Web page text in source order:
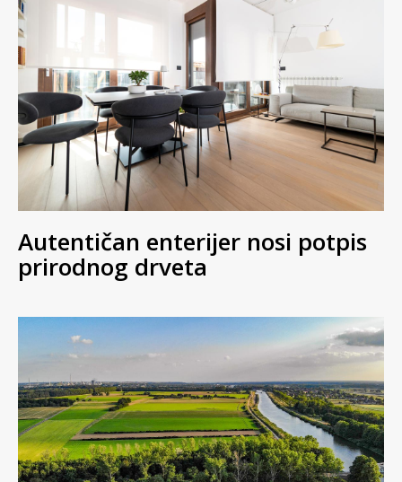
Autentičan enterijer nosi potpis
prirodnog drveta